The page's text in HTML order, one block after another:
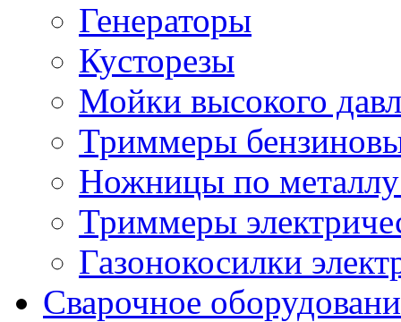
Генераторы
Кусторезы
Мойки высокого
Триммеры
Ножницы по металлу
Триммеры
Газонокосилки
Сварочное